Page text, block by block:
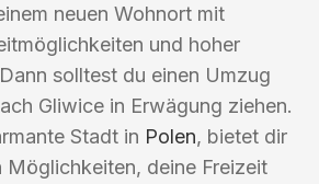
neuen Wohnort mit
und hoher
solltest du einen Umzug
Gliwice in Erwägung ziehen.
Stadt in Polen, bietet dir
Möglichkeiten, deine Freizeit